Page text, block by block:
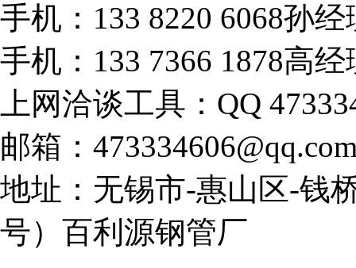
手机：133 8220 6068孙
手机：133 7366 1878高
上网洽谈工具：QQ
邮箱：
地址：无锡市-惠山区-钱
号）百利源钢管厂